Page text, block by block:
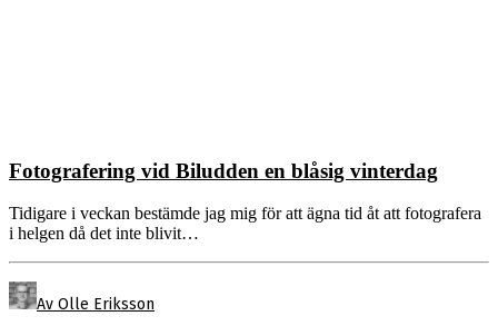
Fotografering vid Biludden en blåsig vinterdag
Tidigare i veckan bestämde jag mig för att ägna tid åt att fotografera
i helgen då det inte blivit…
Av Olle Eriksson